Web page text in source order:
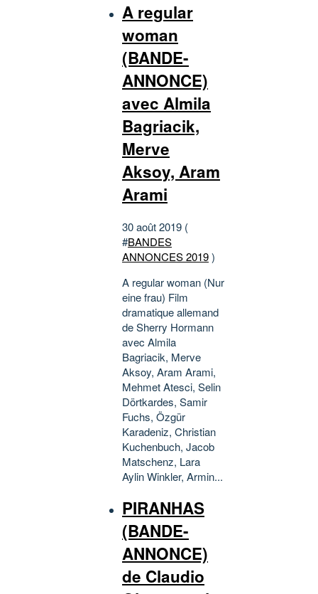
A regular
woman
(BANDE-
ANNONCE)
avec Almila
Bagriacik,
Merve
Aksoy, Aram
Arami
30 août 2019 (
#BANDES
ANNONCES 2019)
A regular woman (Nur
eine frau) Film
dramatique allemand
de Sherry Hormann
avec Almila
Bagriacik, Merve
Aksoy, Aram Arami,
Mehmet Atesci, Selin
Dörtkardes, Samir
Fuchs, Özgür
Karadeniz, Christian
Kuchenbuch, Jacob
Matschenz, Lara
Aylin Winkler, Armin...
PIRANHAS
(BANDE-
ANNONCE)
de Claudio